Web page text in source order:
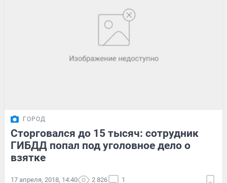
ГОРОД
Сторговался до 15 тысяч: сотрудник
ГИБДД попал под уголовное дело о
взятке
17 апреля, 2018, 14:40 2 826 1